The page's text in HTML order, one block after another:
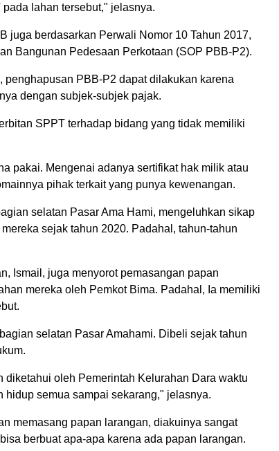
lahan tersebut," jelasnya.
juga berdasarkan Perwali Nomor 10 Tahun 2017,
Bangunan Pedesaan Perkotaan (SOP PBB-P2).
PBB-P2 dapat dilakukan karena
dengan subjek-subjek pajak.
SPPT terhadap bidang yang tidak memiliki
pakai. Mengenai adanya sertifikat hak milik atau
pihak terkait yang punya kewenangan.
selatan Pasar Ama Hami, mengeluhkan sikap
sejak tahun 2020. Padahal, tahun-tahun
Ismail, juga menyorot pemasangan papan
mereka oleh Pemkot Bima. Padahal, Ia memiliki
selatan Pasar Amahami. Dibeli sejak tahun
oleh Pemerintah Kelurahan Dara waktu
semua sampai sekarang," jelasnya.
memasang papan larangan, diakuinya sangat
berbuat apa-apa karena ada papan larangan.